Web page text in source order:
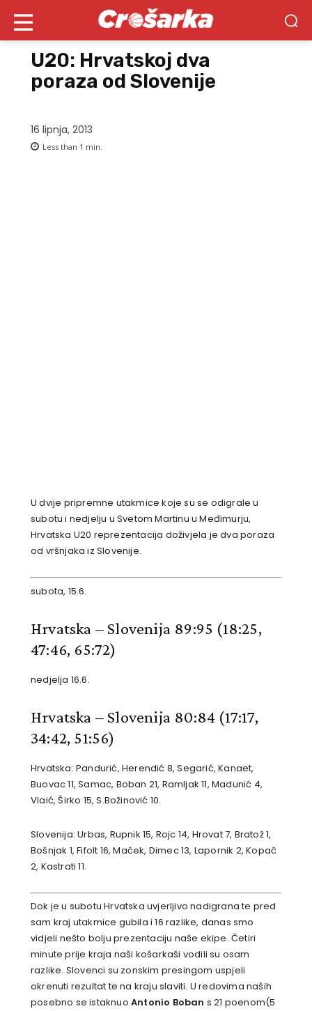
U20: Hrvatskoj dva
poraza od Slovenije
16 lipnja, 2013
Less than 1 min.
U dvije pripremne utakmice koje su se odigrale u
subotu i nedjelju u Svetom Martinu u Međimurju,
Hrvatska U20 reprezentacija doživjela je dva poraza
od vršnjaka iz Slovenije.
subota, 15.6.
Hrvatska – Slovenija 89:95 (18:25,
47:46, 65:72)
nedjelja 16.6.
Hrvatska – Slovenija 80:84 (17:17,
34:42, 51:56)
Hrvatska: Pandurić, Herendić 8, Segarić, Kanaet,
Buovac 11, Samac, Boban 21, Ramljak 11, Madunić 4,
Vlaić, Širko 15, S.Božinović 10.
Slovenija: Urbas, Rupnik 15, Rojc 14, Hrovat 7, Bratož 1,
Bošnjak 1, Fifolt 16, Maček, Dimec 13, Lapornik 2, Kopač
2, Kastrati 11.
Dok je u subotu Hrvatska uvjerljivo nadigrana te pred
sam kraj utakmice gubila i 16 razlike, danas smo
vidjeli nešto bolju prezentaciju naše ekipe. Četiri
minute prije kraja naši košarkaši vodili su osam
razlike. Slovenci su zonskim presingom uspjeli
okrenuti rezultat te na kraju slaviti. U redovima naših
posebno se istaknuo Antonio Boban s 21 poenom(5